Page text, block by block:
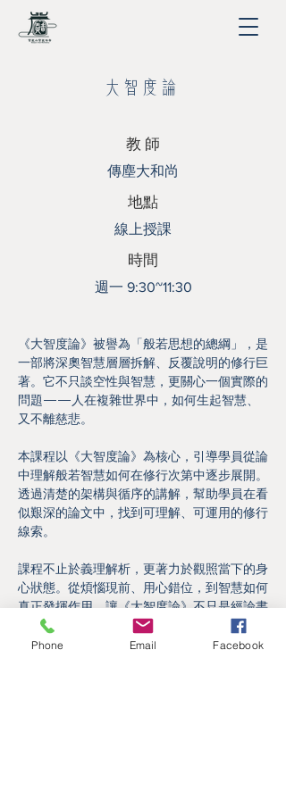
大智度論
​教 師
傳塵大和尚
地點
線上授課
時間
週一 9:30~11:30
《大智度論》被譽為「般若思想的總綱」，是
一部將深奧智慧層層拆解、反覆說明的修行巨
著。它不只談空性與智慧，更關心一個實際的
問題——人在複雜世界中，如何生起智慧、
又不離慈悲。
本課程以《大智度論》為核心，引導學員從論
中理解般若智慧如何在修行次第中逐步展開。
透過清楚的架構與循序的講解，幫助學員在看
似艱深的論文中，找到可理解、可運用的修行
線索。
課程不止於義理解析，更著力於觀照當下的身
心狀態。從煩惱現前、用心錯位，到智慧如何
真正發揮作用，讓《大智度論》不只是經論書
架上的經典，而是能在日常生活中指引方向的
一盞明燈。
Phone Email Facebook